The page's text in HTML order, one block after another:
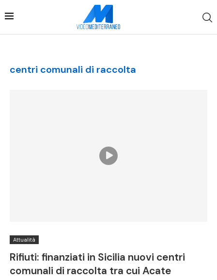
centri comunali di raccolta
Attualità
Rifiuti: finanziati in Sicilia nuovi centri
comunali di raccolta tra cui Acate